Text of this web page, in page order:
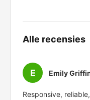
Alle recensies
E Emily
Responsive,